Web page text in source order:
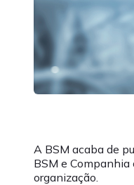
A BSM acaba de
BSM e
organização.